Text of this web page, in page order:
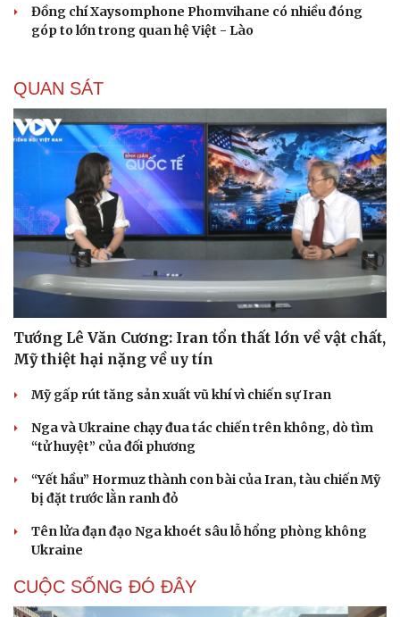
Đồng chí Xaysomphone Phomvihane có nhiều đóng
góp to lớn trong quan hệ Việt - Lào
QUAN SÁT
Tướng Lê Văn Cương: Iran tổn thất lớn về vật chất,
Mỹ thiệt hại nặng về uy tín
Mỹ gấp rút tăng sản xuất vũ khí vì chiến sự Iran
Nga và Ukraine chạy đua tác chiến trên không, dò tìm
“tử huyệt” của đối phương
“Yết hầu” Hormuz thành con bài của Iran, tàu chiến Mỹ
bị đặt trước lằn ranh đỏ
Tên lửa đạn đạo Nga khoét sâu lỗ hổng phòng không
Ukraine
CUỘC SỐNG ĐÓ ĐÂY